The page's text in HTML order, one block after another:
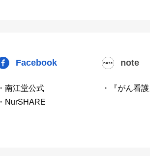
Facebook
・南江堂公式
・NurSHARE
note
・『がん看